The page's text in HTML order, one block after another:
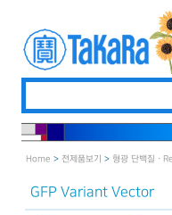
Home > 전제품보기 > 형광 단백질 ·
GFP Variant Vector